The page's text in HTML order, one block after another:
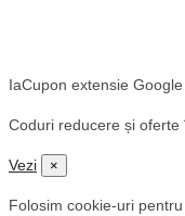
IaCupon extensie Google
Coduri reducere și oferte
Vezi ×
Folosim cookie-uri